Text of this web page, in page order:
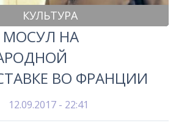
КУЛЬТУРА
МОСУЛ НА
ВО ФРАНЦИИ
12.09.2017 - 22:41